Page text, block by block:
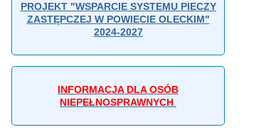
PROJEKT "WSPARCIE SYSTEMU PIECZY
ZASTĘPCZEJ W POWIECIE OLECKIM"
2024-2027
INFORMACJA DLA OSÓB
NIEPEŁNOSPRAWNYCH